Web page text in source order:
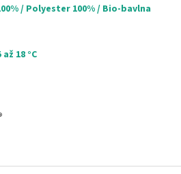
/ Polyester 100% / Bio-bavlna
18 °C